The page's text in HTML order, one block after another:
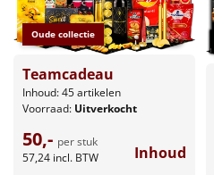
Per stuk
Alle overige
Oude collectie
Teamcadeau
Inhoud: 45 artikelen
Voorraad: Uitverkocht
50,- per stuk
57,24 incl. BTW Inhoud